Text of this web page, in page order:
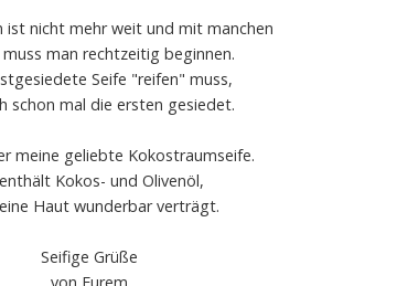
ist nicht mehr weit und mit manchen
man rechtzeitig beginnen.
Seife "reifen" muss,
schon mal die ersten gesiedet.
meine geliebte Kokostraumseife.
Kokos- und Olivenöl,
Haut wunderbar verträgt.
Seifige Grüße